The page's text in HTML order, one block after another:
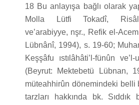
18 Bu anlayışa bağlı olarak
Molla Lütfi Tokadî, Risâle
ve’arabiyye, nşr., Refik el-
Lübnânî, 1994), s. 19-60;
Keşşâfu ıstılâhâti’l-fünûn
(Beyrut: Mektebetü Lübnan,
müteahhirûn dönemindeki belli
tarzları hakkında bk.